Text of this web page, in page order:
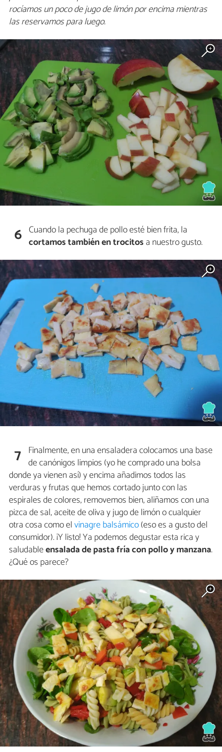
rocíamos un poco de jugo de limón por encima mientras
las reservamos para luego.
6 Cuando la pechuga de pollo esté bien frita, la
cortamos también en trocitos a nuestro gusto.
7 Finalmente, en una ensaladera colocamos una base
de canónigos limpios (yo he comprado una bolsa
donde ya vienen así) y encima añadimos todos las
verduras y frutas que hemos cortado junto con las
espirales de colores, removemos bien, aliñamos con una
pizca de sal, aceite de oliva y jugo de limón o cualquier
otra cosa como elvinagre balsámico(eso es a gusto del
consumidor). ¡Y listo! Ya podemos degustar esta rica y
saludableensalada de pasta fría con pollo y manzana.
¿Qué os parece?